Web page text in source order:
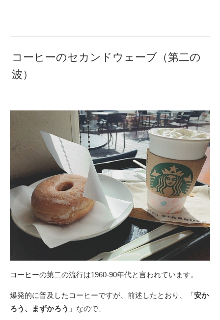
コーヒーのセカンドウェーブ（第二の
波）
コーヒーの第二の流行は1960-90年代と言われています。
爆発的に普及したコーヒーですが、前述したとおり、「安か
ろう、まずかろう 」なので、